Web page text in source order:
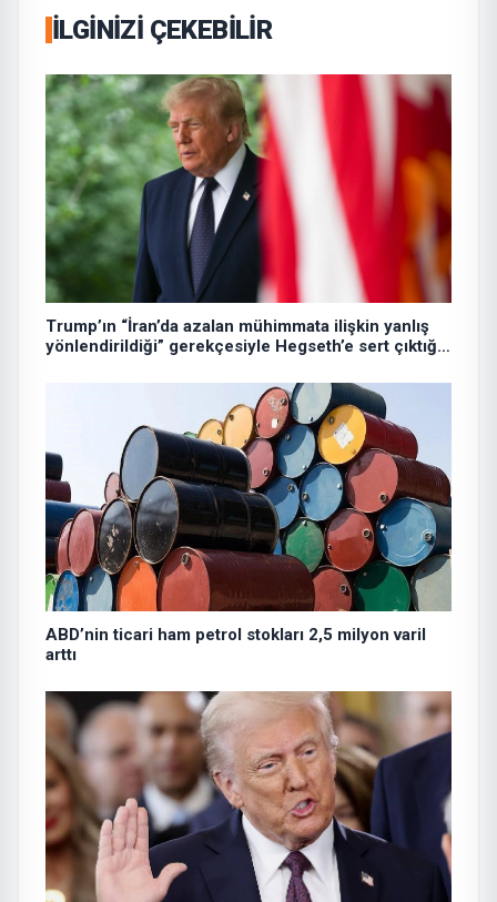
İLGINIZI ÇEKEBILIR
Trump’ın “İran’da azalan mühimmata ilişkin yanlış
yönlendirildiği” gerekçesiyle Hegseth’e sert çıktığı
ABD’nin ticari ham petrol stokları 2,5 milyon varil
arttı